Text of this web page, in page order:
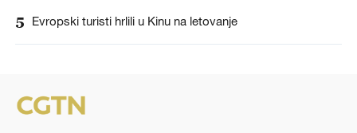
5 Evropski turisti hrlili u Kinu na letovanje